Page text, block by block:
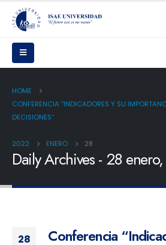
HOME
CONFERENCIA “INDICADORES Y SU
DECISIONES”
2022 ENERO 28
Daily Archives - 28
28
Conferencia